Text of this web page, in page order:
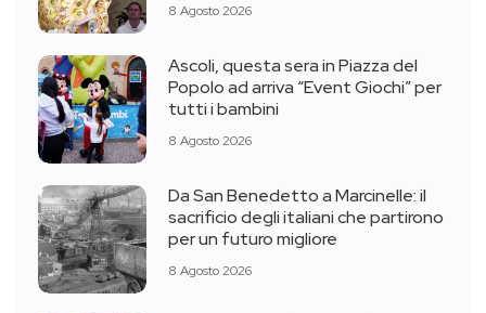
8 Agosto 2026
Ascoli, questa sera in Piazza del
Popolo ad arriva “Event Giochi” per
tutti i bambini
8 Agosto 2026
Da San Benedetto a Marcinelle: il
sacrificio degli italiani che partirono
per un futuro migliore
8 Agosto 2026